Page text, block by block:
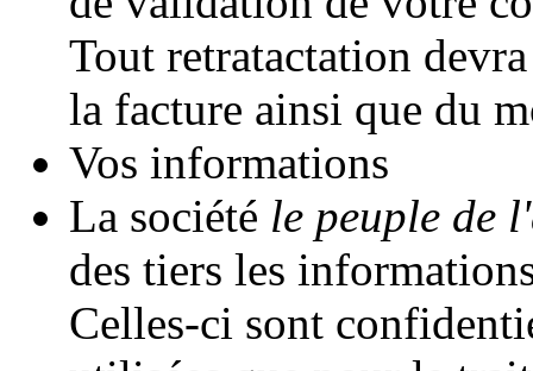
Tout retratactation
la facture ainsi que du
Vos informations
La société le peuple de
des tiers les
Celles-ci sont